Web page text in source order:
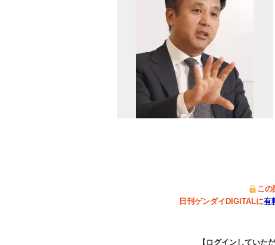
この
日刊ゲンダイDIGITALに有
【ログインしていた